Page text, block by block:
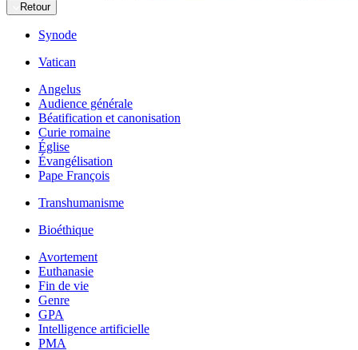
Retour
Synode
Vatican
Angelus
Audience générale
Béatification et canonisation
Curie romaine
Église
Évangélisation
Pape François
Transhumanisme
Bioéthique
Avortement
Euthanasie
Fin de vie
Genre
GPA
Intelligence artificielle
PMA